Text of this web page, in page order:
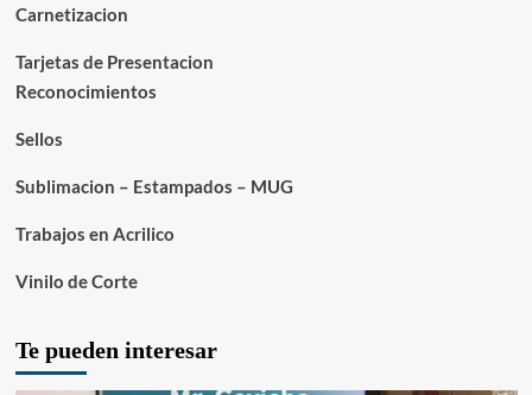
Carnetizacion
Tarjetas de Presentacion
Reconocimientos
Sellos
Sublimacion – Estampados – MUG
Trabajos en Acrilico
Vinilo de Corte
Te pueden interesar